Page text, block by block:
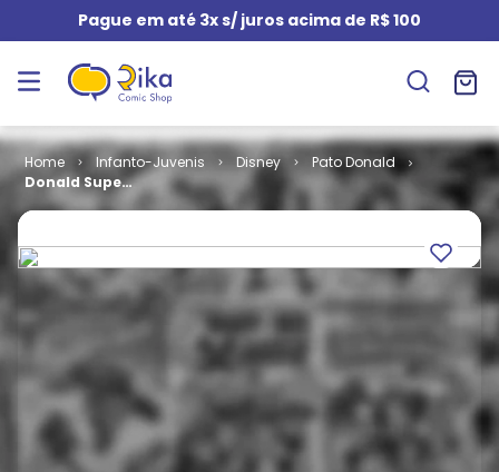
Pague em até 3x s/ juros acima de R$ 100
Infanto-Juvenis Disney
Pato Donald
Donald Super
# 1